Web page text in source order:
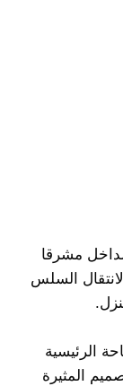
مشرقا
السلس
الرئيسية
المثيرة